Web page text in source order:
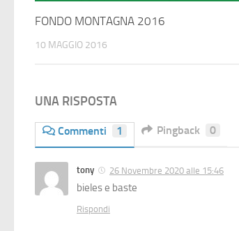
FONDO MONTAGNA 2016
10 MAGGIO 2016
UNA RISPOSTA
Commenti 1 Pingback 0
tony 26 Novembre 2020 alle 15:46
bieles e baste
Rispondi